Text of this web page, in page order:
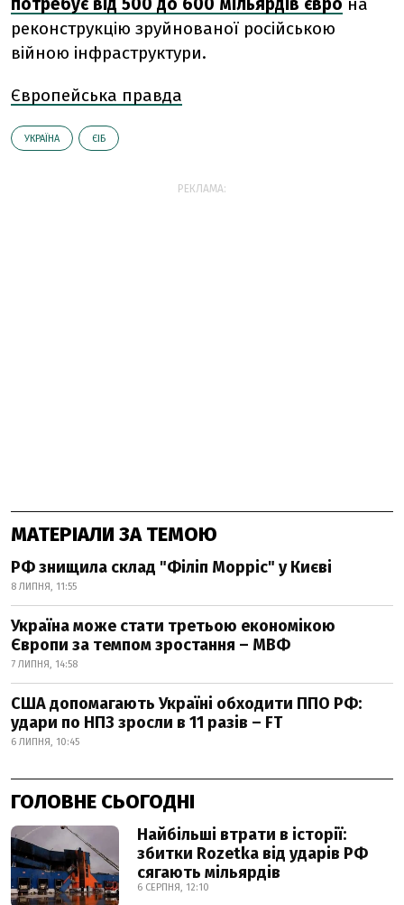
реконструкцію зруйнованої російською
війною інфраструктури.
Європейська правда
УКРАЇНА ЄІБ
РЕКЛАМА:
МАТЕРІАЛИ ЗА ТЕМОЮ
РФ знищила склад "Філіп Морріс" у Києві
8 ЛИПНЯ, 11:55
Україна може стати третьою економікою
Європи за темпом зростання – МВФ
7 ЛИПНЯ, 14:58
США допомагають Україні обходити ППО РФ:
удари по НПЗ зросли в 11 разів – FT
6 ЛИПНЯ, 10:45
ГОЛОВНЕ СЬОГОДНІ
Найбільші втрати в історії:
збитки Rozetka від ударів РФ
сягають мільярдів
6 СЕРПНЯ, 12:10